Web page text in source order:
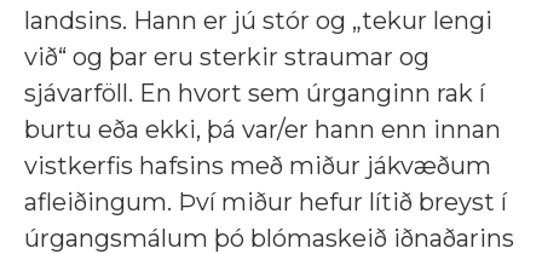
landsins. Hann er jú stór og „tekur lengi
við“ og þar eru sterkir straumar og
sjávarföll. En hvort sem úrganginn rak í
burtu eða ekki, þá var/er hann enn innan
vistkerfis hafsins með miður jákvæðum
afleiðingum. Því miður hefur lítið breyst í
úrgangsmálum þó blómaskeið iðnaðarins